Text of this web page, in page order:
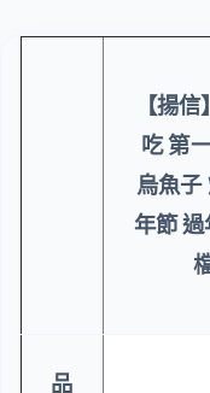
【揚
吃 第
烏魚
年節
品